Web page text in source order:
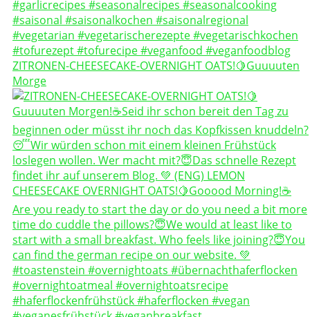
ZITRONEN-CHEESECAKE-OVERNIGHT OATS!🍋Guuuuten
Morge